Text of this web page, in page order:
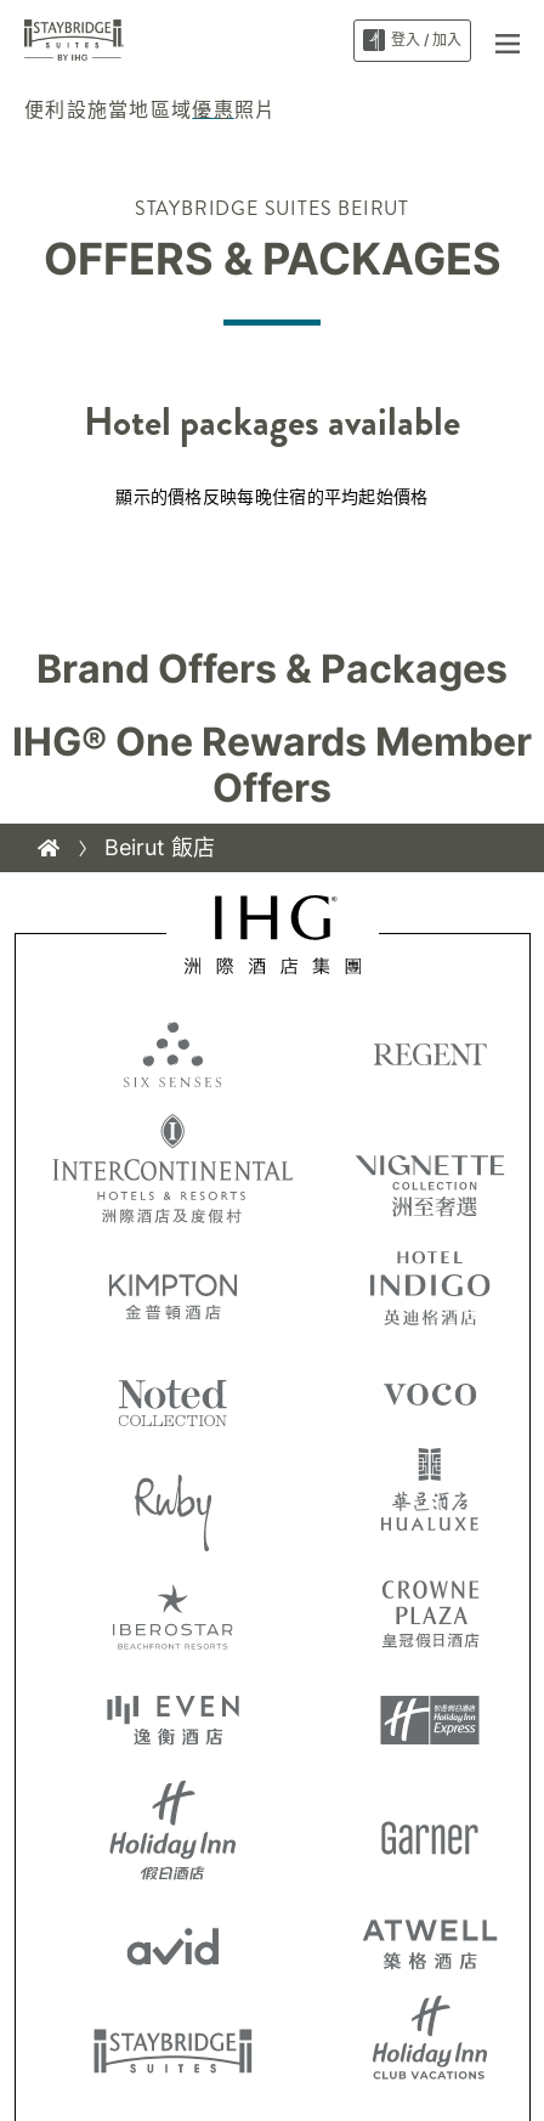
登入 / 加入
便利設施當地區域優惠照片
STAYBRIDGE SUITES BEIRUT
OFFERS & PACKAGES
Hotel packages available
顯示的價格反映每晚住宿的平均起始價格
Brand Offers & Packages
IHG® One Rewards Member
Offers
Beirut 飯店